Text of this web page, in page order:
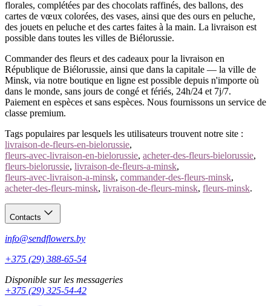
Nous livrons fleurs et cadeaux pour toute date familiale —
anniversaire de mariage, anniversaire ou simple week-end. Carte,
espèces ou ERIP — le total s’affiche avant la confirmation de la
commande. Besoin d’un conseil de fleuriste ?
florales, complétées par des chocolats raffinés, des ballons, des
cartes de vœux colorées, des vases, ainsi que des ours en peluche,
des jouets en peluche et des cartes faites à la main. La livraison est
possible dans toutes les villes de Biélorussie.
Commander des fleurs et des cadeaux pour la livraison en
République de Biélorussie, ainsi que dans la capitale — la ville de
Minsk, via notre boutique en ligne est possible depuis n'importe où
dans le monde, sans jours de congé et fériés, 24h/24 et 7j/7.
Paiement en espèces et sans espèces. Nous fournissons un service de
classe premium.
Tags populaires par lesquels les utilisateurs trouvent notre site :
livraison-de-fleurs-en-bielorussie,
fleurs-avec-livraison-en-bielorussie, acheter-des-fleurs-bielorussie,
fleurs-bielorussie, livraison-de-fleurs-a-minsk,
fleurs-avec-livraison-a-minsk, commander-des-fleurs-minsk,
acheter-des-fleurs-minsk, livraison-de-fleurs-minsk, fleurs-minsk.
Contacts
info@sendflowers.by
+375 (29) 388-65-54
Disponible sur les messageries
+375 (29) 325-54-42